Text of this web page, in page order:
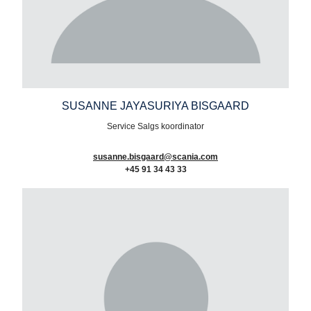
SUSANNE JAYASURIYA BISGAARD
Service Salgs koordinator
susanne.bisgaard@scania.com
+45 91 34 43 33